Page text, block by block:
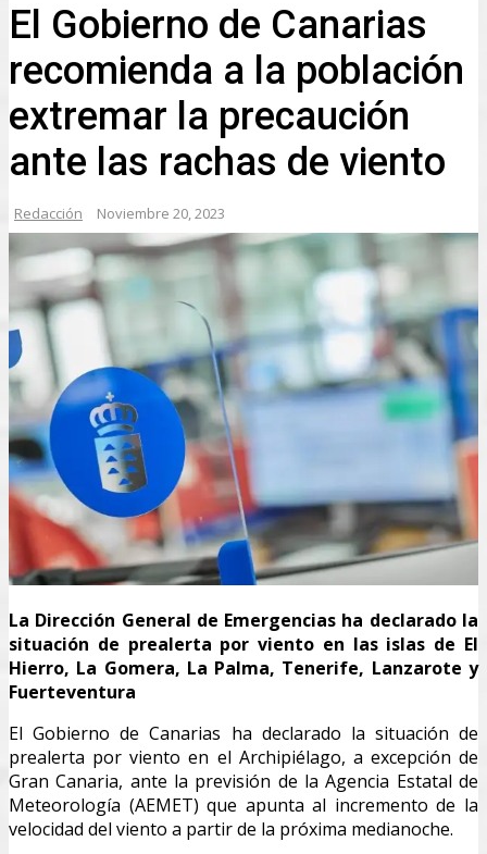
El Gobierno de Canarias
recomienda a la población
extremar la precaución
ante las rachas de viento
Redacción Noviembre 20, 2023
La Dirección General de Emergencias ha declarado la
situación de prealerta por viento en las islas de El
Hierro, La Gomera, La Palma, Tenerife, Lanzarote y
Fuerteventura
El Gobierno de Canarias ha declarado la situación de
prealerta por viento en el Archipiélago, a excepción de
Gran Canaria, ante la previsión de la Agencia Estatal de
Meteorología (AEMET) que apunta al incremento de la
velocidad del viento a partir de la próxima medianoche.